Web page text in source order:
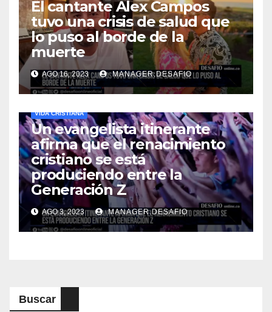
El cantante Alex Campos
tuvo una crisis de salud que
lo puso al borde de la
muerte
AGO 16, 2023 MANAGER.DESAFIO
VIDA CRISTIANA
Un evangelista itinerante
afirma que el renacimiento
cristiano se está
produciendo entre la
Generación Z
AGO 3, 2023 MANAGER.DESAFIO
Buscar